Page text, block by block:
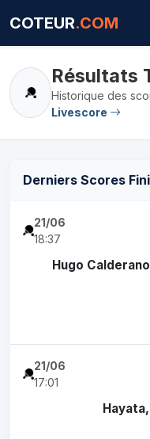
COTEUR.COM
Résultats
Historique des
Livescore
Derniers Scores
21/06
18:37
Hugo
21/06
17:01